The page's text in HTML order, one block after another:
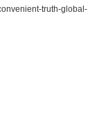
truth-global-